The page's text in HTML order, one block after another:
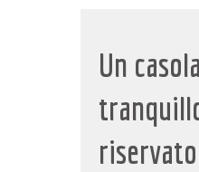
Un
riservato